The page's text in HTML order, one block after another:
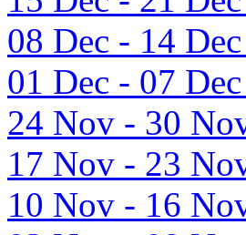
08 Dec - 14
01 Dec - 07
24 Nov - 30
17 Nov - 23
10 Nov - 16